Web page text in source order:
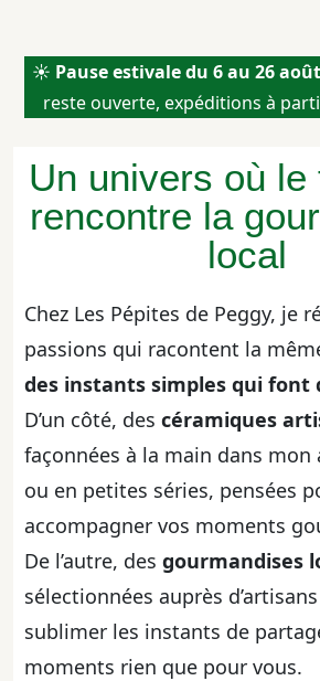
☀️ Pause estivale du 6 au 26 août
reste ouverte, expéditions à
Un univers où le
rencontre la
local
Chez Les Pépites de Peggy, je
passions qui racontent la
des instants simples qui font
D’un côté, des céramiques
façonnées à la main dans mon
ou en petites séries, pensées
accompagner vos moments
De l’autre, des gourmandises
sélectionnées auprès
sublimer les instants de
moments rien que pour vous.